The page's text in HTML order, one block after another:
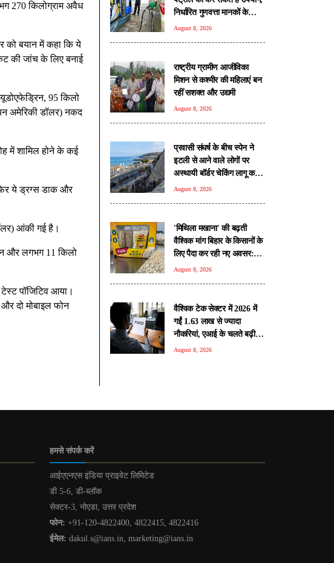
270 किलोग्राम अवैध
को बयान में कहा कि ये
की जांच के लिए बनाई
95 किलो
अमेरिकी डॉलर) नकद
में शामिल होने के कई
ये ड्रग्स डाक और
आंकी गई है।
और लगभग 11 किलो
पॉजिटिव आया।
दो मोबाइल फोन
निर्धारित गुणवत्ता मानकों के
अनुरूप है ईंधन: सरकार
August 8, 2026
राष्ट्रीय ग्रामीण आजीविका
मिशन से कश्मीर की महिलाएं बन
रहीं सशक्त और उद्यमी
August 8, 2026
प्रवासी संघर्ष के बीच स्पेन ने
इटली से आने वाले लोगों पर
अस्थायी बॉर्डर चेकिंग लागू करने
का किया ऐलान
August 8, 2026
'मिथिला मखाना' की बढ़ती
वैश्विक मांग बिहार के किसानों के
लिए पैदा कर रही नए अवसर:
पीयूष गोयल
August 8, 2026
वैश्विक टेक सेक्टर में 2026 में
गईं 1.63 लाख से ज्यादा
नौकरियां, एआई के चलते बढ़ी
छंटनी की रफ्तार: रिपोर्ट
August 8, 2026
हमसे संपर्क करें
आईएएनएस इंडिया प्राइवेट लिमिटेड
डी 5-6, डी-ब्लॉक
सेक्टर-3, नोएडा, उत्तर प्रदेश
फोन: +91-120-4822400, 4822415, 4822416
ईमेल: dakul.s@ians.in, marketing@ians.in